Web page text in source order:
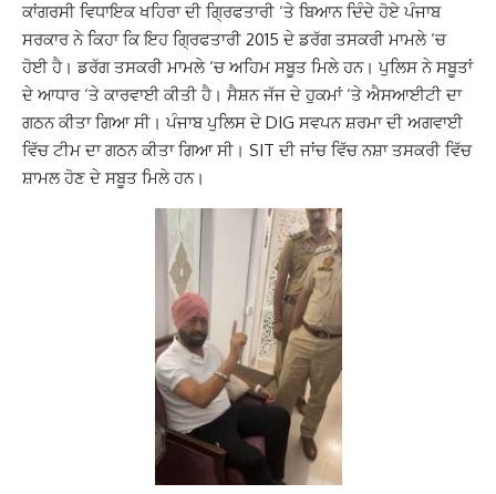
ਕਾਂਗਰਸੀ ਵਿਧਾਇਕ ਖਹਿਰਾ ਦੀ ਗ੍ਰਿਫਤਾਰੀ ‘ਤੇ ਬਿਆਨ ਦਿੰਦੇ ਹੋਏ ਪੰਜਾਬ
ਸਰਕਾਰ ਨੇ ਕਿਹਾ ਕਿ ਇਹ ਗ੍ਰਿਫਤਾਰੀ 2015 ਦੇ ਡਰੱਗ ਤਸਕਰੀ ਮਾਮਲੇ ‘ਚ
ਹੋਈ ਹੈ। ਡਰੱਗ ਤਸਕਰੀ ਮਾਮਲੇ ‘ਚ ਅਹਿਮ ਸਬੂਤ ਮਿਲੇ ਹਨ। ਪੁਲਿਸ ਨੇ ਸਬੂਤਾਂ
ਦੇ ਆਧਾਰ ‘ਤੇ ਕਾਰਵਾਈ ਕੀਤੀ ਹੈ। ਸੈਸ਼ਨ ਜੱਜ ਦੇ ਹੁਕਮਾਂ ‘ਤੇ ਐਸਆਈਟੀ ਦਾ
ਗਠਨ ਕੀਤਾ ਗਿਆ ਸੀ। ਪੰਜਾਬ ਪੁਲਿਸ ਦੇ DIG ਸਵਪਨ ਸ਼ਰਮਾ ਦੀ ਅਗਵਾਈ
ਵਿੱਚ ਟੀਮ ਦਾ ਗਠਨ ਕੀਤਾ ਗਿਆ ਸੀ। SIT ਦੀ ਜਾਂਚ ਵਿੱਚ ਨਸ਼ਾ ਤਸਕਰੀ ਵਿੱਚ
ਸ਼ਾਮਲ ਹੋਣ ਦੇ ਸਬੂਤ ਮਿਲੇ ਹਨ।